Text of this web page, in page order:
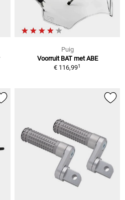
Puig
Voorruit BAT met ABE
€ 116,991